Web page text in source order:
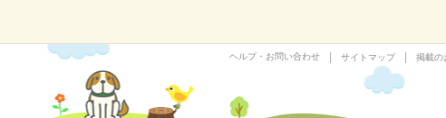
ヘルプ・お問い合わせ サイトマップ 掲載の